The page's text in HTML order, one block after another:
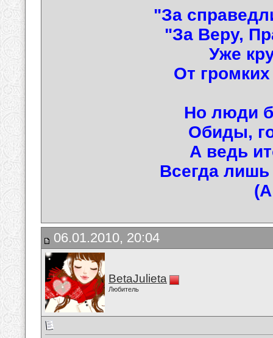
"За
"За Веру,
Уже
От
Но люди
Обиды,
А ведь
Всегда
06.01.2010, 20:04
BetaJulieta
Любитель